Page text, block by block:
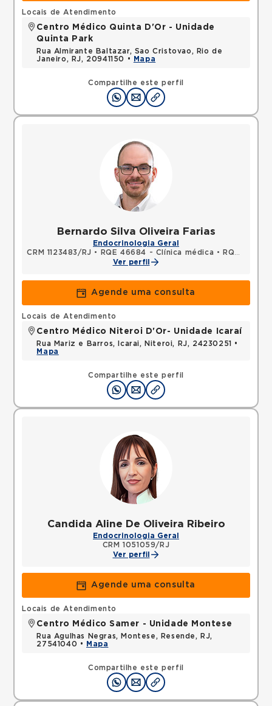
Compartilhe este perfil
Locais de Atendimento
Centro Médico Quinta D'Or - Unidade
Quinta Park
Rua Almirante Baltazar, Sao Cristovao, Rio de
Janeiro, RJ, 20941150 •
Mapa
Bernardo Silva Oliveira Farias
Endocrinologia Geral
CRM 1123483/RJ • RQE 46684 - Clínica médica •
RQE 51176 - Endocrinologia e metabologia
Ver perfil
Agende uma consulta
Compartilhe este perfil
Locais de Atendimento
Centro Médico Niteroi D'Or- Unidade Icaraí
Rua Mariz e Barros, Icarai, Niteroi, RJ, 24230251 •
Mapa
Candida Aline De Oliveira Ribeiro
Endocrinologia Geral
CRM 1051059/RJ
Ver perfil
Agende uma consulta
Compartilhe este perfil
Locais de Atendimento
Centro Médico Samer - Unidade Montese
Rua Agulhas Negras, Montese, Resende, RJ,
27541040 •
Mapa